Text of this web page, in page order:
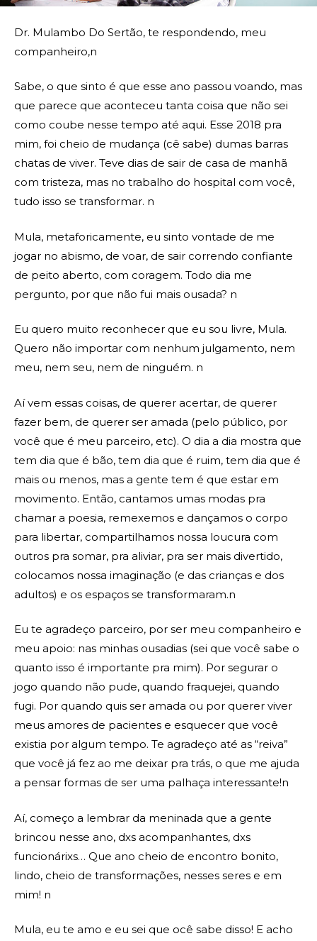
Dr. Mulambo Do Sertão, te respondendo, meu
companheiro,n
Sabe, o que sinto é que esse ano passou voando, mas
que parece que aconteceu tanta coisa que não sei
como coube nesse tempo até aqui. Esse 2018 pra
mim, foi cheio de mudança (cê sabe) dumas barras
chatas de viver. Teve dias de sair de casa de manhã
com tristeza, mas no trabalho do hospital com você,
tudo isso se transformar. n
Mula, metaforicamente, eu sinto vontade de me
jogar no abismo, de voar, de sair correndo confiante
de peito aberto, com coragem. Todo dia me
pergunto, por que não fui mais ousada? n
Eu quero muito reconhecer que eu sou livre, Mula.
Quero não importar com nenhum julgamento, nem
meu, nem seu, nem de ninguém. n
Aí vem essas coisas, de querer acertar, de querer
fazer bem, de querer ser amada (pelo público, por
você que é meu parceiro, etc). O dia a dia mostra que
tem dia que é bão, tem dia que é ruim, tem dia que é
mais ou menos, mas a gente tem é que estar em
movimento. Então, cantamos umas modas pra
chamar a poesia, remexemos e dançamos o corpo
para libertar, compartilhamos nossa loucura com
outros pra somar, pra aliviar, pra ser mais divertido,
colocamos nossa imaginação (e das crianças e dos
adultos) e os espaços se transformaram.n
Eu te agradeço parceiro, por ser meu companheiro e
meu apoio: nas minhas ousadias (sei que você sabe o
quanto isso é importante pra mim). Por segurar o
jogo quando não pude, quando fraquejei, quando
fugi. Por quando quis ser amada ou por querer viver
meus amores de pacientes e esquecer que você
existia por algum tempo. Te agradeço até as “reiva”
que você já fez ao me deixar pra trás, o que me ajuda
a pensar formas de ser uma palhaça interessante!n
Aí, começo a lembrar da meninada que a gente
brincou nesse ano, dxs acompanhantes, dxs
funcionárixs… Que ano cheio de encontro bonito,
lindo, cheio de transformações, nesses seres e em
mim! n
Mula, eu te amo e eu sei que ocê sabe disso! E acho